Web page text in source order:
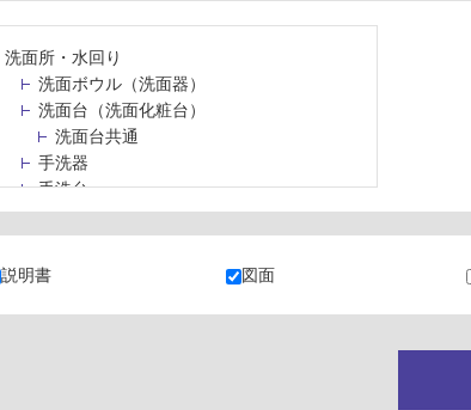
洗面所・水回り
洗面ボウル（洗面器）
洗面台（洗面化粧台）
洗面台共通
手洗器
手洗台
水栓パン・スロップシンク
水栓金具・水栓（蛇口）・カラン
止水栓・排水金物
ミラー（鏡）
説明書 図面